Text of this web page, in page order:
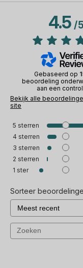
4.5/5
Gebaseerd op
beoordeling
aan een
Bekijk alle
site
5 sterren
4 sterren
3 sterren
2 sterren
1 ster
Sorteer